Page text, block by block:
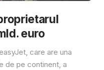
euro
care are una
de pe continent, a